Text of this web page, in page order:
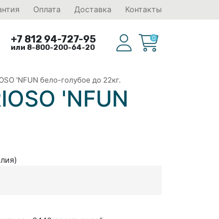
Оплата Доставка Контакты
+7 812 94-727-95
или 8-800-200-64-20
0
'NFUN бело-голубое до 22кг.
'NFUN